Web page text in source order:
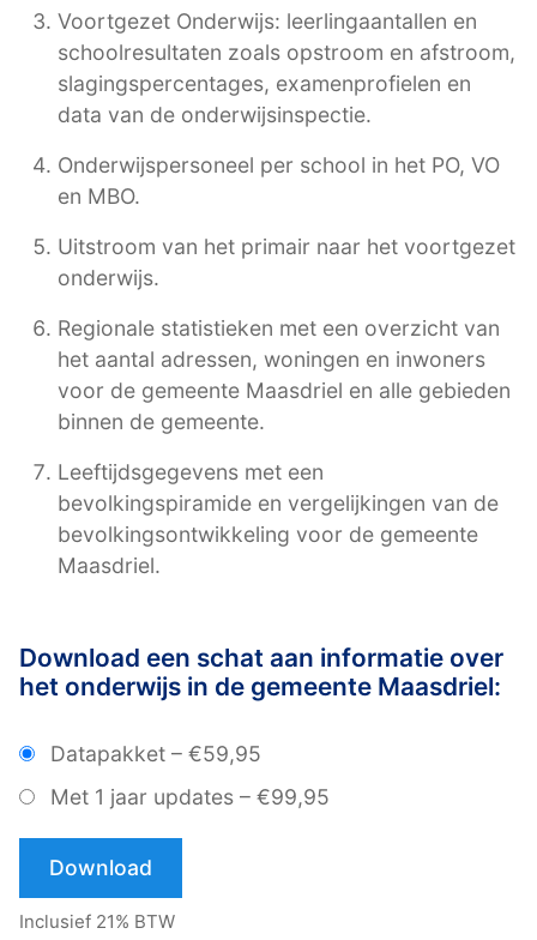
Voortgezet Onderwijs: leerlingaantallen en
schoolresultaten zoals opstroom en afstroom,
slagingspercentages, examenprofielen en
data van de onderwijsinspectie.
Onderwijspersoneel per school in het PO, VO
en MBO.
Uitstroom van het primair naar het voortgezet
onderwijs.
Regionale statistieken met een overzicht van
het aantal adressen, woningen en inwoners
voor de gemeente Maasdriel en alle gebieden
binnen de gemeente.
Leeftijdsgegevens met een
bevolkingspiramide en vergelijkingen van de
bevolkingsontwikkeling voor de gemeente
Maasdriel.
Download een schat aan informatie over
het onderwijs in de gemeente Maasdriel:
Datapakket – €59,95
Met 1 jaar updates – €99,95
Download
Inclusief 21% BTW